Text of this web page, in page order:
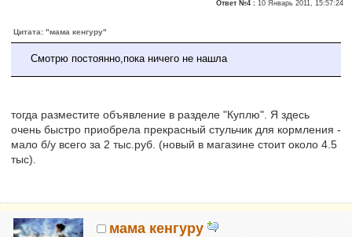
Ответ №4 :10 Январь 2011, 15:57:24
Цитата: "мама кенгуру"
Смотрю постоянно,пока ничего не нашла
тогда разместите объявление в разделе "Куплю". Я здесь
очень быстро приобрела прекрасный стульчик для кормления -
мало б/у всего за 2 тыс.руб. (новый в магазине стоит около 4.5
тыс).
мама кенгуру